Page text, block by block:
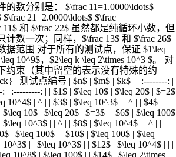
的数分别是： $\frac 11=1.0000\ldots$
21=2.0000\ldots$ $\frac
11$ 和 $\frac 22$ 虽然都是纯循环小数，但
计数一次；同样，$\frac 13$ 和 $\frac 26$
据范围 对于所有的测试点，保证 $1\leq
10^9$，$2\leq k \leq 2\times 10^3 $。 对
约束（其中留空的表示没有特殊的约
| 测试点编号 | $n$ | $m$ | $k$ | | :--------: |
| :---------: | | $1$ | $\leq 10$ | $\leq 20$ | $=2$
10^4$ | ^ | | $3$ | $\leq 10^3$ | | ^ | | $4$ |
10$ | $\leq 20$ | $=3$ | | $6$ | $\leq 100$
10^3$ | | ^ | | $8$ | $\leq 10^4$ | | ^ | |
| $\leq 100$ | | $10$ | $\leq 100$ | $\leq
| | $\leq 10^3$ | | $12$ | $\leq 10^4$ | | |